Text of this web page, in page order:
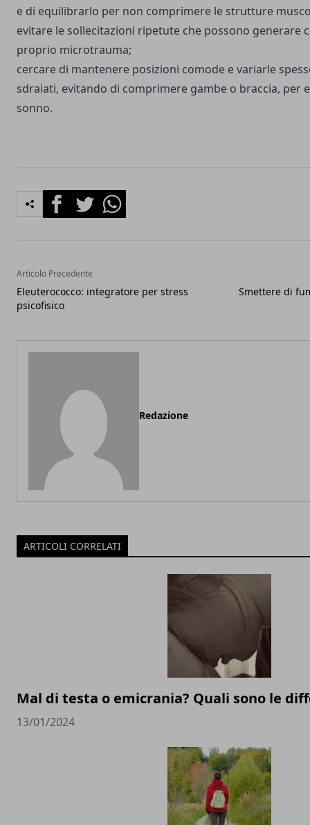
e di equilibrarlo per non comprimere le strutture
evitare le sollecitazioni ripetute che possono generare
proprio microtrauma;
cercare di mantenere posizioni comode e variarle
sdraiati, evitando di comprimere gambe o braccia, per
sonno.
FacebookTwitterWhatsapp
Articolo Precedente
Eleuterococco: integratore per stress
psicofisico
Smettere di
Redazione
ARTICOLI CORRELATI
Mal di testa o emicrania? Quali sono le
13/01/2024